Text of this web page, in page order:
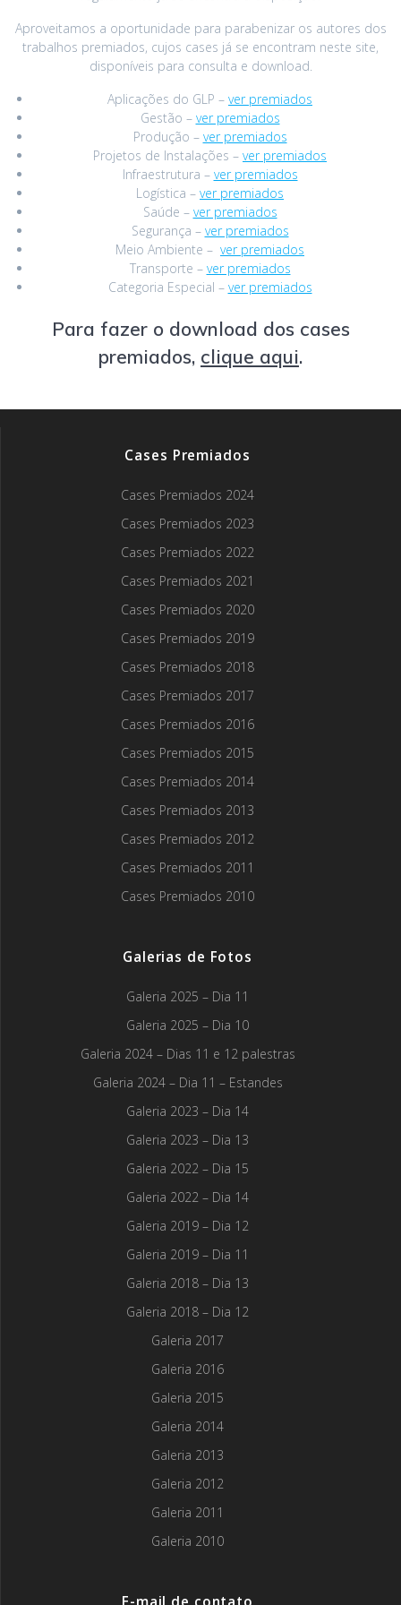
Aproveitamos a oportunidade para parabenizar os autores dos
trabalhos premiados, cujos cases já se encontram neste site,
disponíveis para consulta e download.
Aplicações do GLP – ver premiados
Gestão – ver premiados
Produção – ver premiados
Projetos de Instalações – ver premiados
Infraestrutura – ver premiados
Logística – ver premiados
Saúde – ver premiados
Segurança – ver premiados
Meio Ambiente – ver premiados
Transporte – ver premiados
Categoria Especial – ver premiados
Para fazer o download dos cases
premiados, clique aqui.
Cases Premiados
Cases Premiados 2024
Cases Premiados 2023
Cases Premiados 2022
Cases Premiados 2021
Cases Premiados 2020
Cases Premiados 2019
Cases Premiados 2018
Cases Premiados 2017
Cases Premiados 2016
Cases Premiados 2015
Cases Premiados 2014
Cases Premiados 2013
Cases Premiados 2012
Cases Premiados 2011
Cases Premiados 2010
Galerias de Fotos
Galeria 2025 – Dia 11
Galeria 2025 – Dia 10
Galeria 2024 – Dias 11 e 12 palestras
Galeria 2024 – Dia 11 – Estandes
Galeria 2023 – Dia 14
Galeria 2023 – Dia 13
Galeria 2022 – Dia 15
Galeria 2022 – Dia 14
Galeria 2019 – Dia 12
Galeria 2019 – Dia 11
Galeria 2018 – Dia 13
Galeria 2018 – Dia 12
Galeria 2017
Galeria 2016
Galeria 2015
Galeria 2014
Galeria 2013
Galeria 2012
Galeria 2011
Galeria 2010